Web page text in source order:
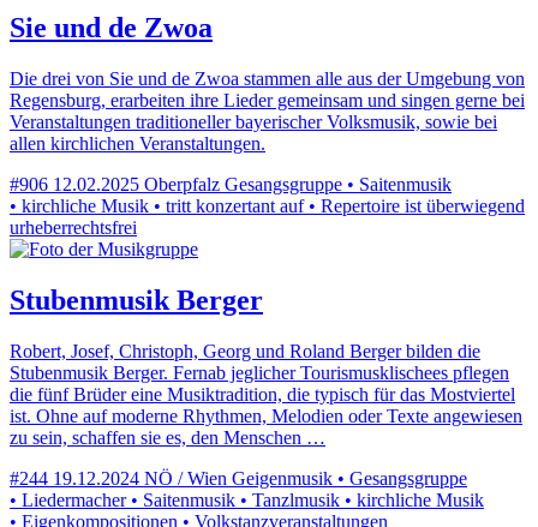
Sie und de Zwoa
Die drei von Sie und de Zwoa stammen alle aus der Umgebung von
Regensburg, erarbeiten ihre Lieder gemeinsam und singen gerne bei
Veranstaltungen traditioneller bayerischer Volksmusik, sowie bei
allen kirchlichen Veranstaltungen.
#906 12.02.2025 Oberpfalz Gesangsgruppe • Saitenmusik
• kirchliche Musik • tritt konzertant auf • Repertoire ist überwiegend
urheberrechtsfrei
Stubenmusik Berger
Robert, Josef, Christoph, Georg und Roland Berger bilden die
Stubenmusik Berger. Fernab jeglicher Tourismusklischees pflegen
die fünf Brüder eine Musiktradition, die typisch für das Mostviertel
ist. Ohne auf moderne Rhythmen, Melodien oder Texte angewiesen
zu sein, schaffen sie es, den Menschen …
#244 19.12.2024 NÖ / Wien Geigenmusik • Gesangsgruppe
• Liedermacher • Saitenmusik • Tanzlmusik • kirchliche Musik
• Eigenkompositionen • Volkstanzveranstaltungen